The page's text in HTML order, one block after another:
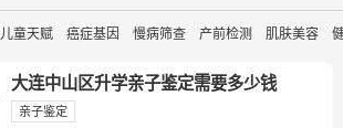
儿童天赋 癌症基因 慢病筛查 产前检测 肌肤美容
大连中山区升学亲子鉴定需要多少钱
亲子鉴定